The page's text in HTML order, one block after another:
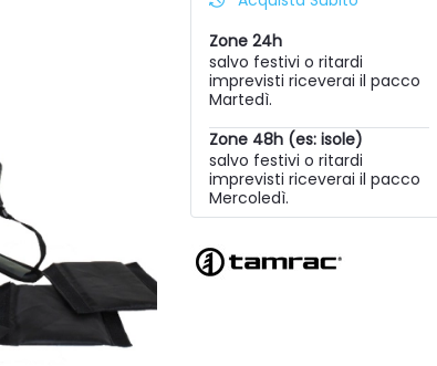
Zone 24h
salvo festivi o ritardi
imprevisti riceverai il pacco
Martedì.
Zone 48h (es: isole)
salvo festivi o ritardi
imprevisti riceverai il pacco
Mercoledì.